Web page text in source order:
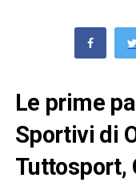
Le prime
Sportivi di
Tuttosport,